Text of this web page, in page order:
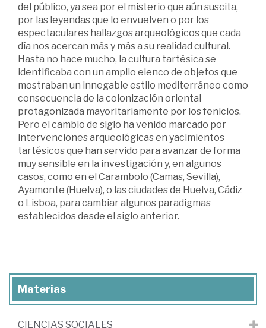
del público, ya sea por el misterio que aún suscita,
por las leyendas que lo envuelven o por los
espectaculares hallazgos arqueológicos que cada
día nos acercan más y más a su realidad cultural.
Hasta no hace mucho, la cultura tartésica se
identificaba con un amplio elenco de objetos que
mostraban un innegable estilo mediterráneo como
consecuencia de la colonización oriental
protagonizada mayoritariamente por los fenicios.
Pero el cambio de siglo ha venido marcado por
intervenciones arqueológicas en yacimientos
tartésicos que han servido para avanzar de forma
muy sensible en la investigación y, en algunos
casos, como en el Carambolo (Camas, Sevilla),
Ayamonte (Huelva), o las ciudades de Huelva, Cádiz
o Lisboa, para cambiar algunos paradigmas
establecidos desde el siglo anterior.
Materias
CIENCIAS SOCIALES